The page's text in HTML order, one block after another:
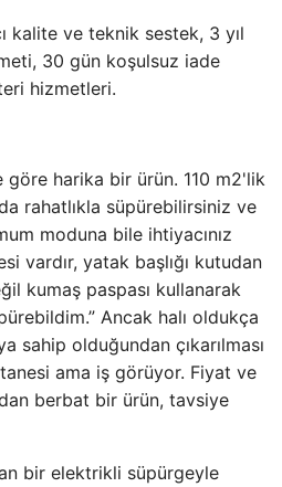
kalite ve teknik sestek, 3 yıl
30 gün koşulsuz iade
hizmetleri.
göre harika bir ürün. 110 m2'lik
rahatlıkla süpürebilirsiniz ve
moduna bile ihtiyacınız
vardır, yatak başlığı kutudan
kumaş paspası kullanarak
Ancak halı oldukça
sahip olduğundan çıkarılması
ama iş görüyor. Fiyat ve
berbat bir ürün, tavsiye
bir elektrikli süpürgeyle